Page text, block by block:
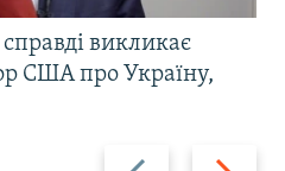
Назад Вперед
викликає
США про Україну,